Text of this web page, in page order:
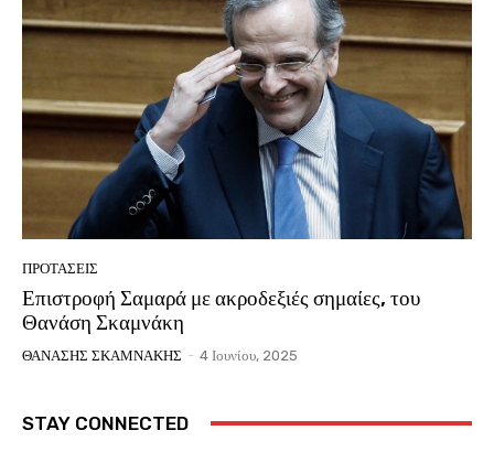
ΠΡΟΤΑΣΕΙΣ
Επιστροφή Σαμαρά με ακροδεξιές σημαίες, του
Θανάση Σκαμνάκη
ΘΑΝΑΣΗΣ ΣΚΑΜΝΑΚΗΣ - 4 Ιουνίου, 2025
STAY CONNECTED